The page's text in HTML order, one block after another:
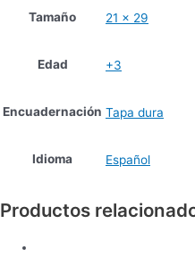
Tamaño 21 x 29
Edad +3
Encuadernación Tapa dura
Idioma Español
Productos